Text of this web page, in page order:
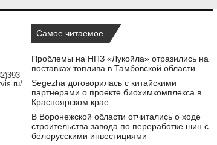
Самое читаемое
Проблемы на НПЗ «Лукойла» отразились на
поставках топлива в Тамбовской области
Segezha договорилась с китайскими
партнерами о проекте биохимкомплекса в
Красноярском крае
В Воронежской области отчитались о ходе
строительства завода по переработке шин с
белорусскими инвестициями